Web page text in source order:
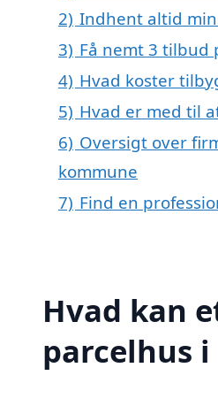
2) Indhent altid
3) Få nemt 3 tilbud
4) Hvad koster
5) Hvad er med til
6) Oversigt over
kommune
7) Find en
Hvad kan
parcelhus